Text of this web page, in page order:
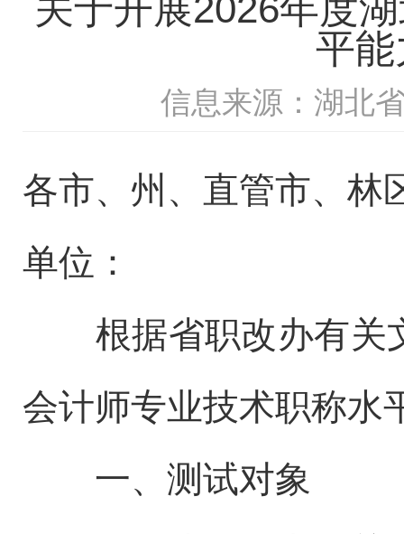
平
信息来源：湖北
各市、州、直管市、林
单位：
根据省职改办有关
会计师专业技术职称水
一、测试对象